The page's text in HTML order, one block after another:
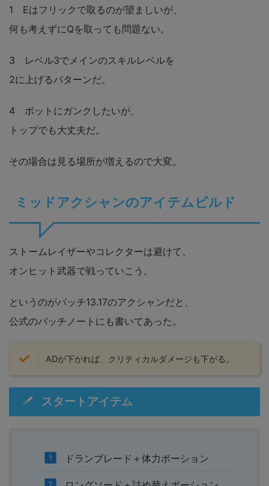
1 Eはフリックで取るのが望ましいが、
何も考えずにQを取っても問題ない。
3 レベル3でメインのスキルレベルを
2に上げるパターンだ。
4 ボットにガンクしたいが、
トップでも大丈夫だ。
その場合は見る場所が増えるので大変。
ミッドアクシャンのアイテムビルド
ストームレイザーやコレクターは避けて、
オンヒット武器で戦っていこう。
というのがパッチ13.17のアクシャンだと、
公式のパッチノートにも書いてあった。
ADが下がれば、クリティカルダメージも下がる。
スタートアイテム
ドランブレード＋体力ポーション